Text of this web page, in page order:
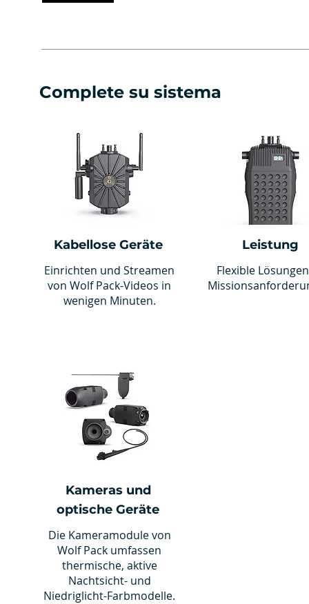
Complete su sistema
Kabellose Geräte
Einrichten und Streamen
von Wolf Pack-Videos in
wenigen Minuten.
Kameras und
optische Geräte
Die Kameramodule von
Wolf Pack umfassen
thermische, aktive
Nachtsicht- und
Niedriglicht-Farbmodelle.
Leistung
Flexible